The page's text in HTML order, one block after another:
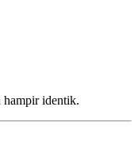
hampir identik.